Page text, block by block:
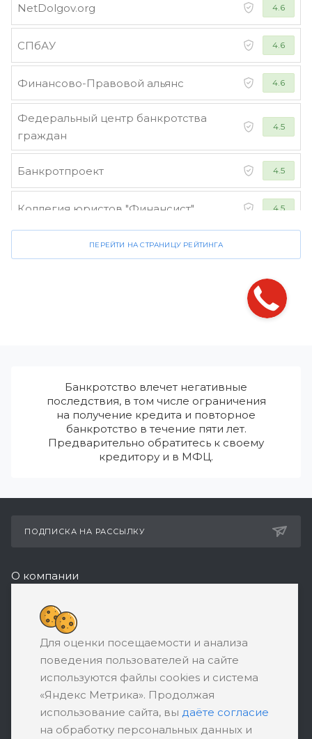
NetDolgov.org 4.6
СПбАУ 4.6
Финансово-Правовой альянс 4.6
Федеральный центр банкротства
граждан
4.5
Банкротпроект 4.5
Коллегия юристов "Финансист" 4.5
ПЕРЕЙТИ НА СТРАНИЦУ РЕЙТИНГА
Банкротство влечет негативные
последствия, в том числе ограничения
на получение кредита и повторное
банкротство в течение пяти лет.
Предварительно обратитесь к своему
кредитору и в МФЦ.
ПОДПИСКА НА РАССЫЛКУ
О компании
Реквизиты
8 (800) 550-08-77
ЗАКАЗАТЬ ЗВОНОК
support@ratingbankrotstva.ru
111398, Москва, ул. Плеханова, д. 30,
абонентский ящик №5
Для оценки посещаемости и анализа
поведения пользователей на сайте
используются файлы cookies и система
«Яндекс Метрика». Продолжая
использование сайта, вы даёте согласие
на обработку персональных данных и